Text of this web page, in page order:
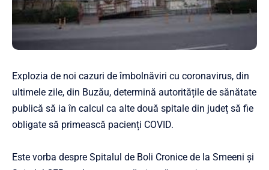
Explozia de noi cazuri de îmbolnăviri cu coronavirus, din
ultimele zile, din Buzău, determină autoritățile de sănătate
publică să ia în calcul ca alte două spitale din județ să fie
obligate să primească pacienți COVID.
Este vorba despre Spitalul de Boli Cronice de la Smeeni și